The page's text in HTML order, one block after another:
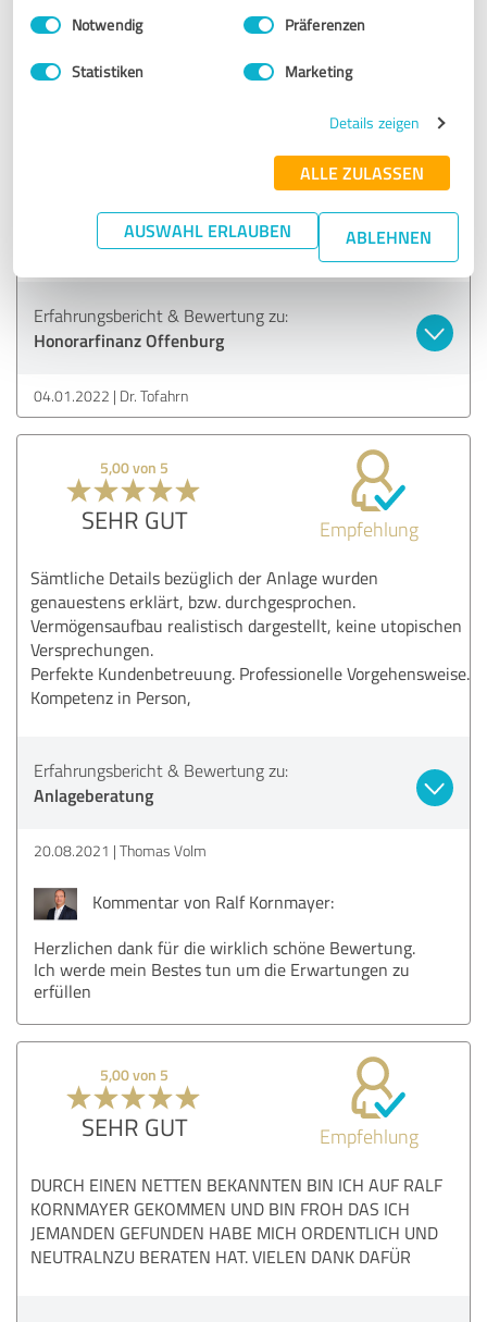
Impressum Datenschutzbestimmungen
Einwilligungsauswahl
Notwendig Präferenzen
Statistiken Marketing
Details zeigen
ALLE ZULASSEN
AUSWAHL ERLAUBEN ABLEHNEN
wirklich sehr.
Empfehlung
Herr Kornmayer erklärte den Service sehr einleuchtend,
klar und vor allem ehrlich.
Erfahrungsbericht & Bewertung zu:
Honorarfinanz Offenburg
04.01.2022 Dr. Tofahrn
5,00 von 5
SEHR GUT Empfehlung
Sämtliche Details bezüglich der Anlage wurden
genauestens erklärt, bzw. durchgesprochen.
Vermögensaufbau realistisch dargestellt, keine utopischen
Versprechungen.
Perfekte Kundenbetreuung. Professionelle Vorgehensweise.
Kompetenz in Person,
Erfahrungsbericht & Bewertung zu:
Anlageberatung
20.08.2021 Thomas Volm
Kommentar von Ralf Kornmayer:
Herzlichen dank für die wirklich schöne Bewertung.
Ich werde mein Bestes tun um die Erwartungen zu
erfüllen
5,00 von 5
SEHR GUT Empfehlung
DURCH EINEN NETTEN BEKANNTEN BIN ICH AUF RALF
KORNMAYER GEKOMMEN UND BIN FROH DAS ICH
JEMANDEN GEFUNDEN HABE MICH ORDENTLICH UND
NEUTRALNZU BERATEN HAT. VIELEN DANK DAFÜR